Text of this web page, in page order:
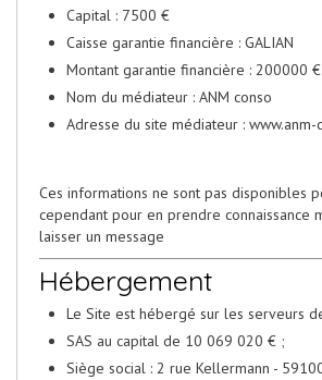
Capital : 7500 €
Caisse garantie financière : GALIAN
Montant garantie financière : 200000 €
Nom du médiateur : ANM conso
Adresse du site médiateur : www.anm-
Ces informations ne sont pas disponibles
cependant pour en prendre connaissance
laisser un message
Hébergement
Le Site est hébergé sur les serveurs
SAS au capital de 10 069 020 € ;
Siège social : 2 rue Kellermann -